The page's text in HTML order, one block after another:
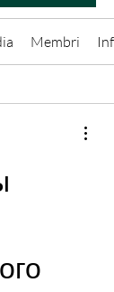
Membri Info